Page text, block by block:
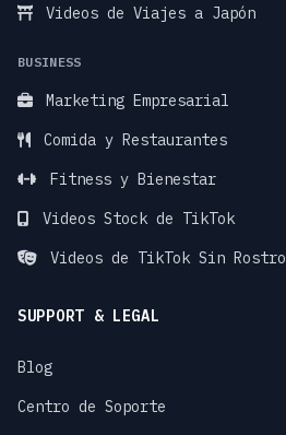
Videos de Viajes a Japón
BUSINESS
Marketing Empresarial
Comida y Restaurantes
Fitness y Bienestar
Videos Stock de TikTok
Videos de TikTok Sin Rostro
SUPPORT & LEGAL
Blog
Centro de Soporte